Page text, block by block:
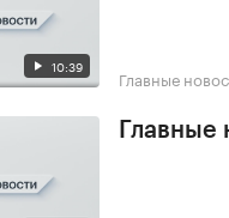
10:39 Главные